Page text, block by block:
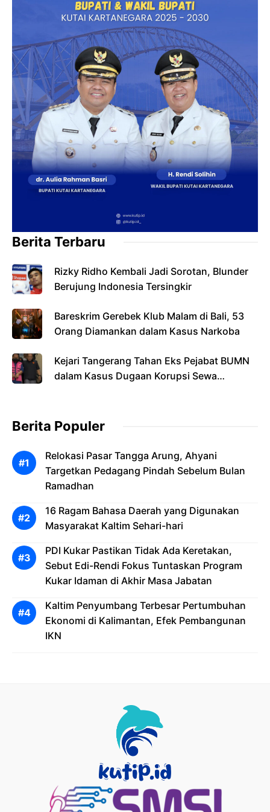
Berita Terbaru
Rizky Ridho Kembali Jadi Sorotan, Blunder
Berujung Indonesia Tersingkir
Bareskrim Gerebek Klub Malam di Bali, 53
Orang Diamankan dalam Kasus Narkoba
Kejari Tangerang Tahan Eks Pejabat BUMN
dalam Kasus Dugaan Korupsi Sewa
Berita Populer
Relokasi Pasar Tangga Arung, Ahyani
Targetkan Pedagang Pindah Sebelum Bulan
Ramadhan
16 Ragam Bahasa Daerah yang Digunakan
Masyarakat Kaltim Sehari-hari
PDI Kukar Pastikan Tidak Ada Keretakan,
Sebut Edi-Rendi Fokus Tuntaskan Program
Kukar Idaman di Akhir Masa Jabatan
Kaltim Penyumbang Terbesar Pertumbuhan
Ekonomi di Kalimantan, Efek Pembangunan
IKN